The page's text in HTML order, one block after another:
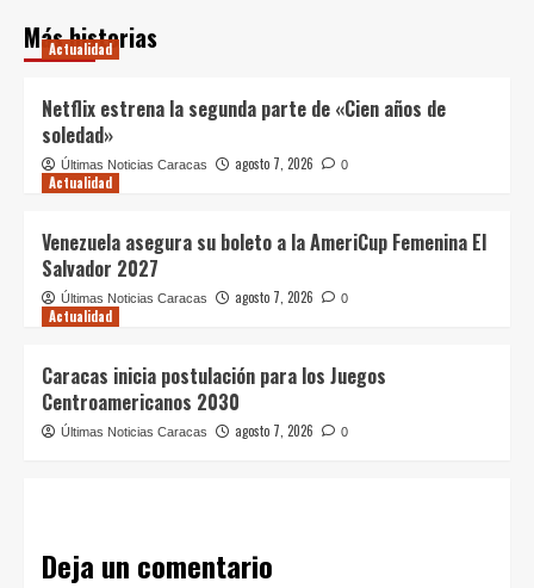
Más historias
Actualidad
Netflix estrena la segunda parte de «Cien años de
soledad»
Últimas Noticias Caracas agosto 7, 2026 0
Actualidad
Venezuela asegura su boleto a la AmeriCup Femenina El
Salvador 2027
Últimas Noticias Caracas agosto 7, 2026 0
Actualidad
Caracas inicia postulación para los Juegos
Centroamericanos 2030
Últimas Noticias Caracas agosto 7, 2026 0
Deja un comentario